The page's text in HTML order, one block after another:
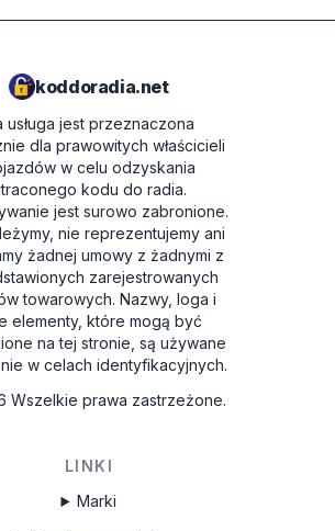
koddoradia.net
usługa jest przeznaczona
dla prawowitych właścicieli
w celu odzyskania
kodu do radia.
jest surowo zabronione.
nie reprezentujemy ani
żadnej umowy z żadnymi z
zarejestrowanych
towarowych. Nazwy, loga i
elementy, które mogą być
na tej stronie, są używane
w celach identyfikacyjnych.
Wszelkie prawa zastrzeżone.
LINKI
Marki